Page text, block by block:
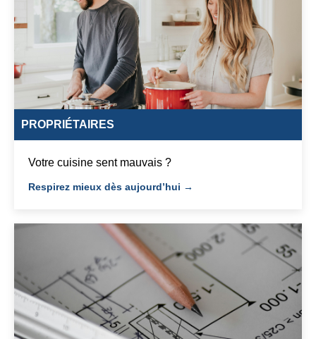
PROPRIÉTAIRES
Votre cuisine sent mauvais ?
Respirez mieux dès aujourd’hui →